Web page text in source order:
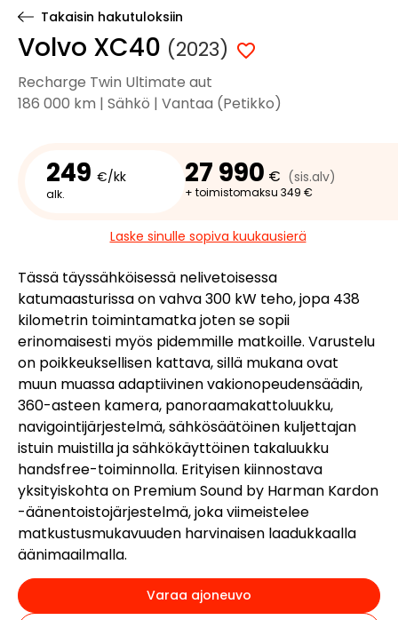
Takaisin hakutuloksiin
Volvo XC40 (2023)
Recharge Twin Ultimate aut
186 000 km | Sähkö | Vantaa (Petikko)
249 €/kk
alk.
27 990 € (sis.alv)
+ toimistomaksu 349 €
Laske sinulle sopiva kuukausierä
Tässä täyssähköisessä nelivetoisessa
katumaasturissa on vahva 300 kW teho, jopa 438
kilometrin toimintamatka joten se sopii
erinomaisesti myös pidemmille matkoille. Varustelu
on poikkeuksellisen kattava, sillä mukana ovat
muun muassa adaptiivinen vakionopeudensäädin,
360-asteen kamera, panoraamakattoluukku,
navigointijärjestelmä, sähkösäätöinen kuljettajan
istuin muistilla ja sähkökäyttöinen takaluukku
handsfree-toiminnolla. Erityisen kiinnostava
yksityiskohta on Premium Sound by Harman Kardon
-äänentoistojärjestelmä, joka viimeistelee
matkustusmukavuuden harvinaisen laadukkaalla
äänimaailmalla.
Varaa ajoneuvo